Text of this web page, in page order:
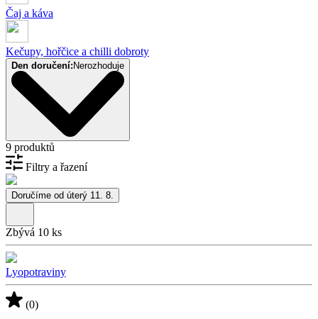
Čaj a káva
Kečupy, hořčice a chilli dobroty
Den doručení: Nerozhoduje
9 produktů
Filtry a řazení
Doručíme od úterý 11. 8.
Zbývá 10 ks
Lyopotraviny
(0)